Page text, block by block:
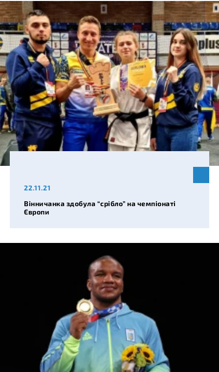
22.11.21
Вінничанка здобула “срібло” на чемпіонаті
Європи